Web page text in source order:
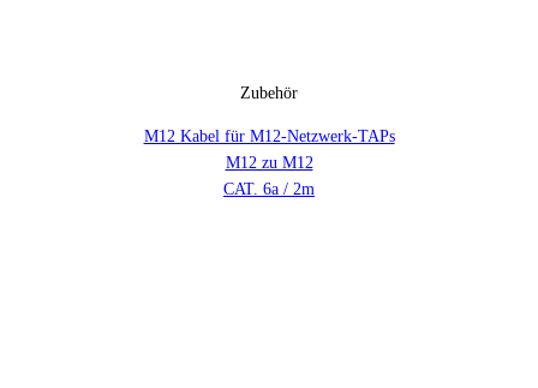
Zubehör
M12 Kabel für M12-Netzwerk-TAPs
M12 zu M12
CAT. 6a / 2m